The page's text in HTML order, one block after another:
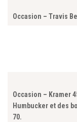
Occasion – Travis
Occasion – Kramer
Humbucker et des
70.